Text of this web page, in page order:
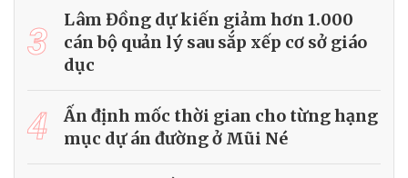
3
Lâm Đồng dự kiến giảm hơn 1.000
cán bộ quản lý sau sắp xếp cơ sở giáo
dục
4
Ấn định mốc thời gian cho từng hạng
mục dự án đường ở Mũi Né